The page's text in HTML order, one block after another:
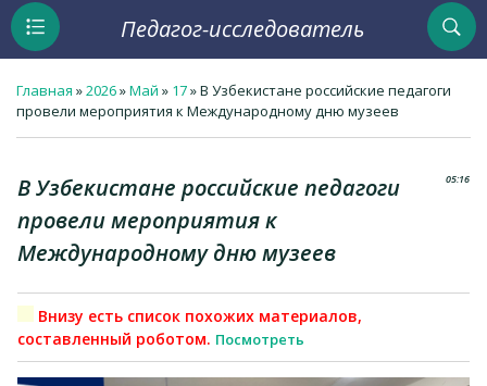
Педагог-исследователь
Главная »2026»Май » 17» В Узбекистане российские педагоги
провели мероприятия к Международному дню музеев
05:16
В Узбекистане российские педагоги
провели мероприятия к
Международному дню музеев
Внизу есть список похожих материалов,
составленный роботом. Посмотреть